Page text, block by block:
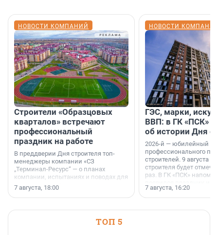
НОВОСТИ КОМПАНИЙ
Строители «Образцовых
кварталов» встречают
профессиональный
праздник на работе
В преддверии Дня строителя топ-
менеджеры компании «СЗ
„Терминал-Ресурс“ — о планах
компании, испытаниях и поводах для
осторожного оптимизма.
7 августа, 18:00
НОВОСТИ
ГЭС, марки,
ВВП: в ГК «ПСК»
об истории Дня
2026-й — юбилейный
профессионального
строителей. 9 августа
строителя будет
раз. В ГК «ПСК»
поменялась роль
7 августа, 16:20
ТОП 5